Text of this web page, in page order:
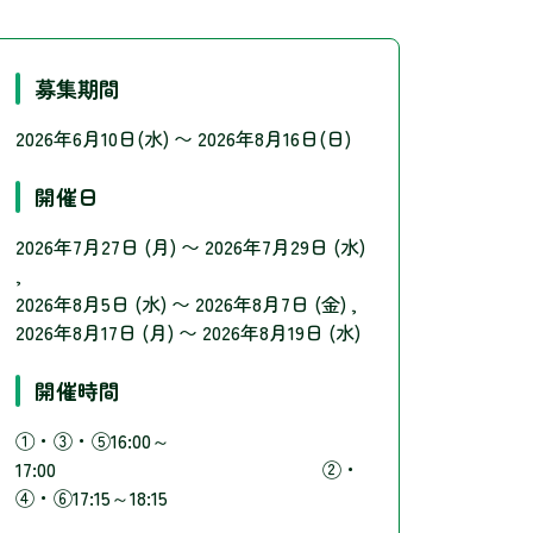
募集期間
2026年6月10日(水) 〜 2026年8月16日(日)
開催日
2026年7月27日 (月) 〜 2026年7月29日 (水)
2026年8月5日 (水) 〜 2026年8月7日 (金)
2026年8月17日 (月) 〜 2026年8月19日 (水)
開催時間
①・③・⑤16:00～
17:00 ②・
④・⑥17:15～18:15